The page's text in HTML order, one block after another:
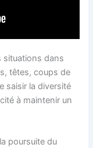
situations dans
têtes, coups de
saisir la diversité
à maintenir un
poursuite du